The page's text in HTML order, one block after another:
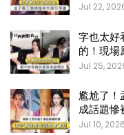
Jul 22,
字也太好
的！現場
Jul 25,
尷尬了！
成話題慘
Jul 10, 2026